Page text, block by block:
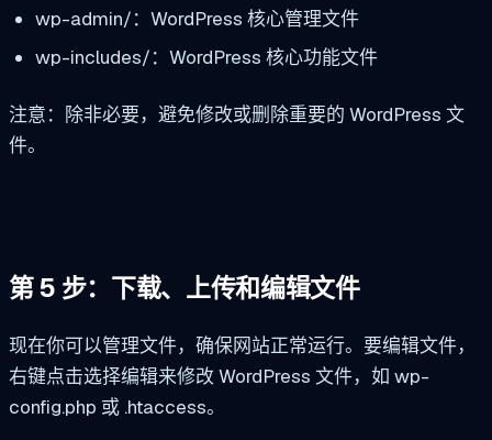
wp-admin/：WordPress 核心管理文件
wp-includes/：WordPress 核心功能文件
注意：除非必要，避免修改或删除重要的 WordPress 文
件。
第 5 步：下载、上传和编辑文件
现在你可以管理文件，确保网站正常运行。要编辑文件，
右键点击选择编辑来修改 WordPress 文件，如 wp-
config.php 或 .htaccess。